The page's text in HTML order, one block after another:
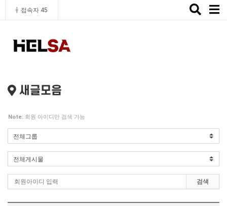
접속자 45
Toggle
새글모음
Note: 회원 아이디만 검색 가능
검색